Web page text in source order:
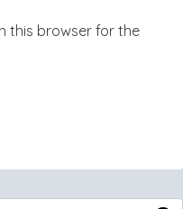
this browser for the